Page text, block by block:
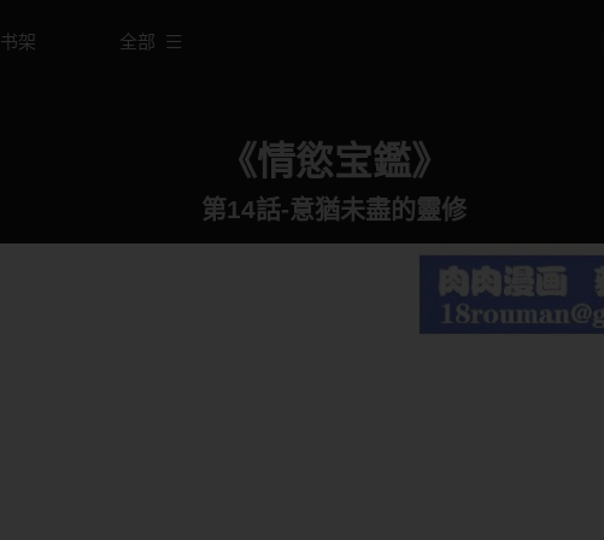
书架 全部
《情慾宝鑑》
第14話-意猶未盡的靈修